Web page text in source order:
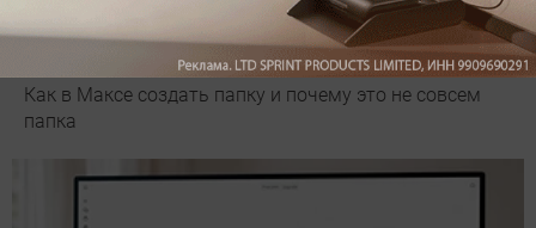
Как в Максе создать папку и почему это не совсем
папка